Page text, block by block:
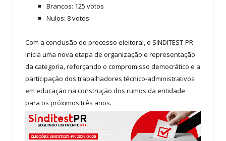
Brancos: 125 votos
Nulos: 8 votos
Com a conclusão do processo eleitoral, o SINDITEST-PR
inicia uma nova etapa de organização e representação
da categoria, reforçando o compromisso democrático e a
participação dos trabalhadores técnico-administrativos
em educação na construção dos rumos da entidade
para os próximos três anos.